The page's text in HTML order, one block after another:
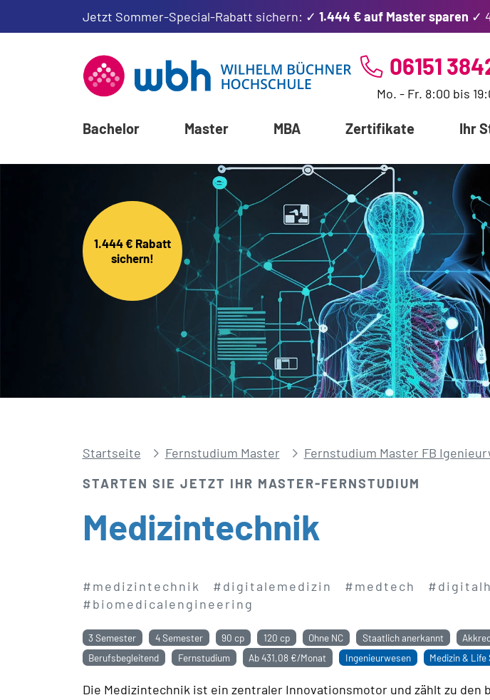
Jetzt Sommer-Special-Rabatt sichern: ✓ 1.444 € auf Master sparen ✓
06151
Mo. - Fr. 8:00 bis
Bachelor Master MBA Zertifikate Ihr
1.444 € Rabatt
sichern!
Startseite Fernstudium Master Fernstudium Master FB
STARTEN SIE JETZT IHR MASTER-FERNSTUDIUM
Medizintechnik
#medizintechnik #digitalemedizin #medtech
#biomedicalengineering
3 Semester 4 Semester 90 cp 120 cp Ohne NC Staatlich anerkannt
Berufsbegleitend
Fernstudium Ab431,08 €/Monat Ingenieurwesen Medizin & Life
Die Medizintechnik ist ein zentraler Innovationsmotor und zählt zu den